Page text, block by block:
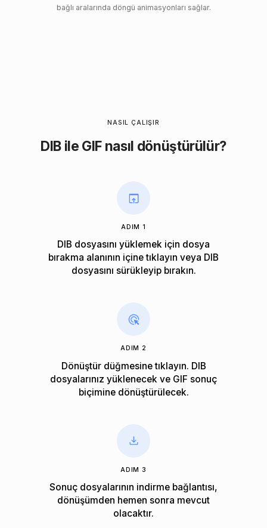
bağlı aralarında döngü animasyonları sağlar.
NASIL ÇALIŞIR
DIB ile GIF nasıl dönüştürülür?
ADIM 1
DIB dosyasını yüklemek için dosya
bırakma alanının içine tıklayın veya DIB
dosyasını sürükleyip bırakın.
ADIM 2
Dönüştür düğmesine tıklayın. DIB
dosyalarınız yüklenecek ve GIF sonuç
biçimine dönüştürülecek.
ADIM 3
Sonuç dosyalarının indirme bağlantısı,
dönüşümden hemen sonra mevcut
olacaktır.